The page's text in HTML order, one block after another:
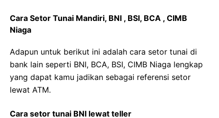
Cara Setor Tunai Mandiri, BNI , BSI, BCA , CIMB
Niaga
Adapun untuk berikut ini adalah cara setor tunai di
bank lain seperti BNI, BCA, BSI, CIMB Niaga lengkap
yang dapat kamu jadikan sebagai referensi setor
lewat ATM.
Cara setor tunai BNI lewat teller